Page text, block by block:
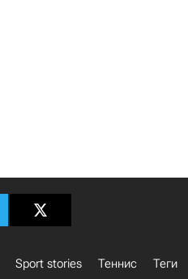
Sport stories Теннис Теги